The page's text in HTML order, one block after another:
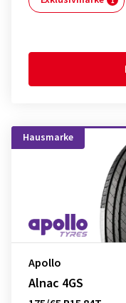
Hausmarke
Apollo
Alnac 4GS